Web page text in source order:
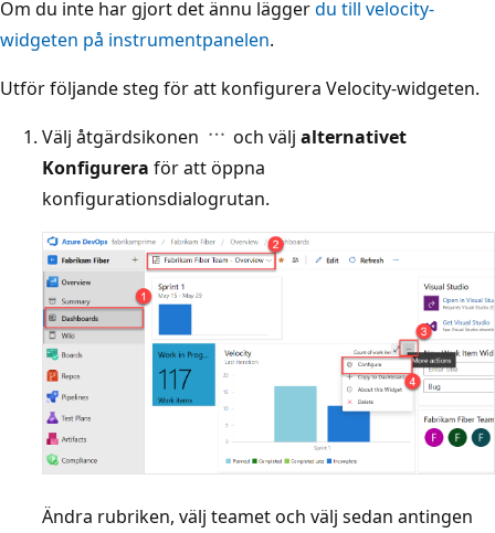
Om du inte har gjort det ännu läggerdu till velocity-
widgeten på instrumentpanelen.
Utför följande steg för att konfigurera Velocity-widgeten.
Välj åtgärdsikonen
och välj alternativet
Konfigurera för att öppna
konfigurationsdialogrutan.
Ändra rubriken, välj teamet och välj sedan antingen